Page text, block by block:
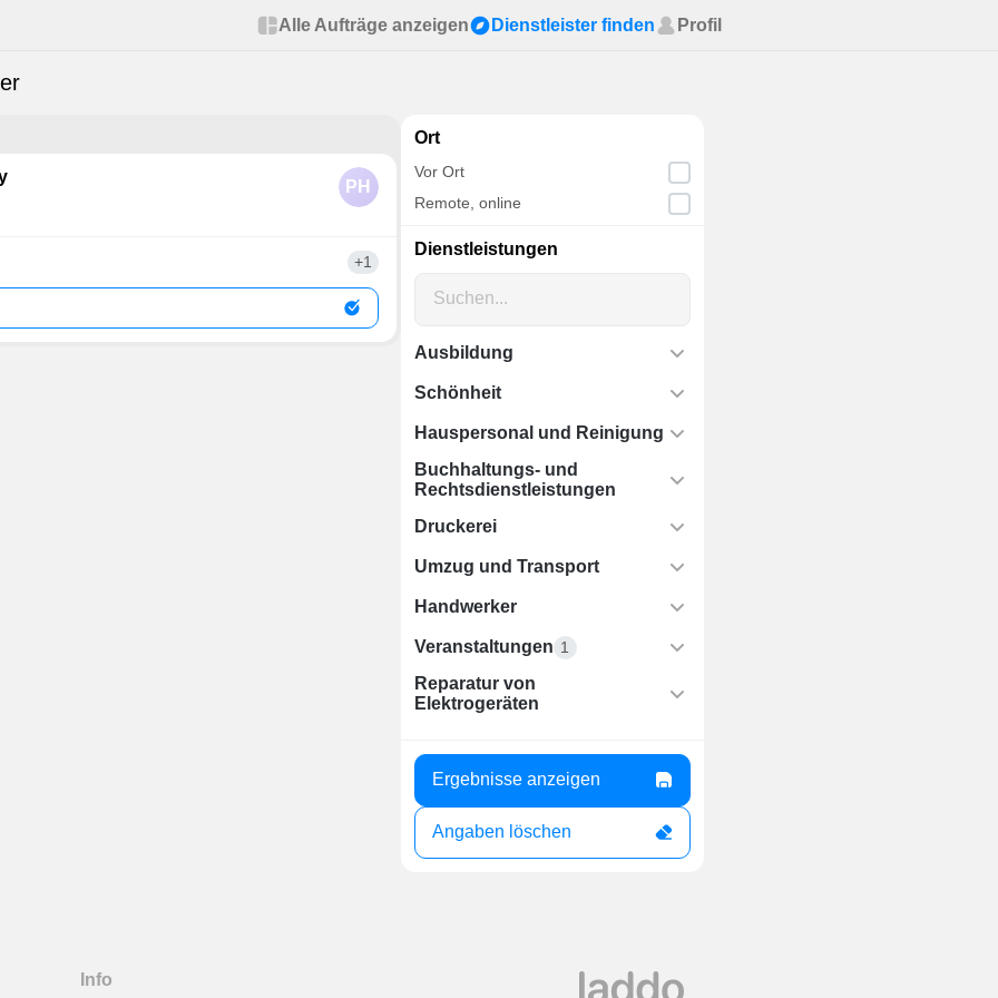
Alle Aufträge anzeigen Dienstleister finden Profil
PH
+1
Ort
Vor Ort
Remote, online
Dienstleistungen
Ausbildung
Schönheit
Hauspersonal und Reinigung
Buchhaltungs- und
Rechtsdienstleistungen
Druckerei
Umzug und Transport
Handwerker
Veranstaltungen 1
Reparatur von
Elektrogeräten
Ergebnisse anzeigen
Angaben löschen
Info